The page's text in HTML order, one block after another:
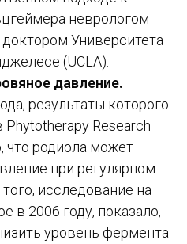
неврологом
Университета
(UCLA).
давление.
результаты которого
Research
что родиола может
при регулярном
исследование на
в 2006 году, показало,
уровень фермента